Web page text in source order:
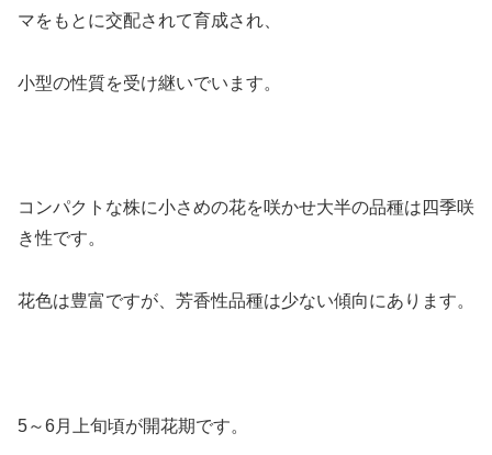
マをもとに交配されて育成され、
小型の性質を受け継いでいます。
コンパクトな株に小さめの花を咲かせ大半の品種は四季咲
き性です。
花色は豊富ですが、芳香性品種は少ない傾向にあります。
5～6月上旬頃が開花期です。